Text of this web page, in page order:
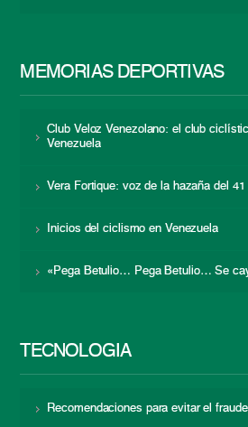
MEMORIAS DEPORTIVAS
Club Veloz Venezolano: el club
Venezuela
Vera Fortique: voz de la hazaña del 41
Inicios del ciclismo en Venezuela
«Pega Betulio… Pega Betulio… Se
TECNOLOGÍA
Recomendaciones para evitar el